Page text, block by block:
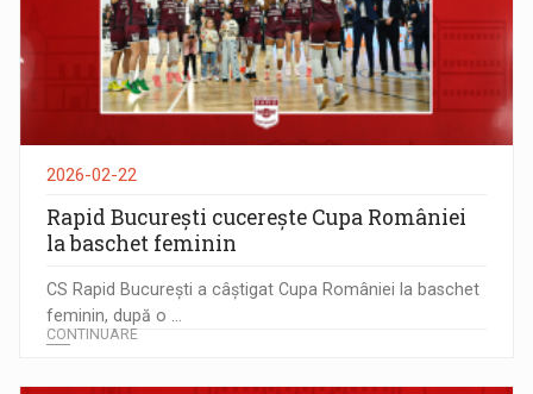
2026-02-22
Rapid București cucerește Cupa României
la baschet feminin
CS Rapid București a câștigat Cupa României la baschet
feminin, după o ...
CONTINUARE